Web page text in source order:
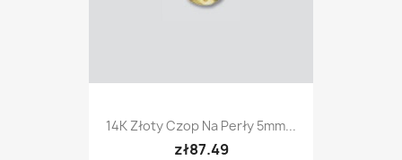
14K Złoty Czop Na Perły 5mm...
zł87.49